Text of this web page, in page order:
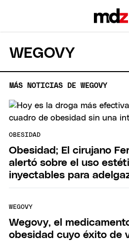
WEGOVY
MÁS NOTICIAS DE WEGOVY
OBESIDAD
Obesidad; El cirujano
alertó sobre el uso
inyectables para
WEGOVY
Wegovy, el
obesidad cuyo éxito de